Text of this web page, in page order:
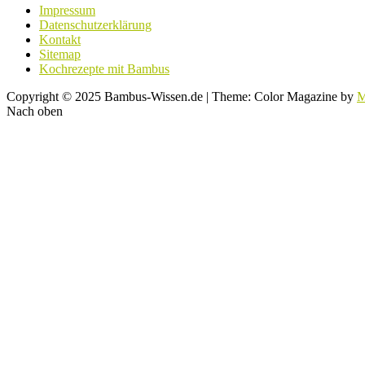
Impressum
Datenschutzerklärung
Kontakt
Sitemap
Kochrezepte mit Bambus
Copyright © 2025 Bambus-Wissen.de | Theme: Color Magazine by
Nach oben